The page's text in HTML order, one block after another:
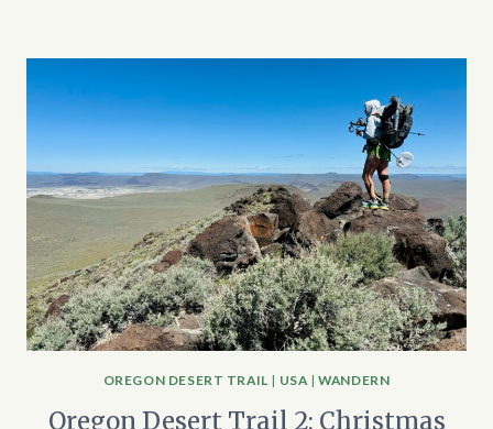
OREGON DESERT TRAIL | USA|WANDERN
Oregon Desert Trail 2: Christmas